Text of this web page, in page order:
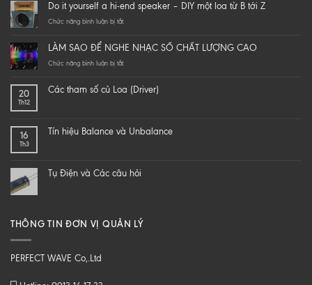
Do it yourself a hi-end speaker – DIY một loa từ B tới Z
Chức năng bình luận bị tắtở
yourself
a
speaker
loa
Z
LÀM SAO ĐỂ NGHE NHẠC SỐ CHẤT LƯỢNG CAO
Chức năng bình luận bị tắtở
ĐỂ
CHẤT
20
Th12
Các tham số củ Loa (Driver)
16
Th3
Tín hiệu Balance và Unbalance
Tụ Điện và Các câu hỏi
THÔNG TIN ĐƠN VỊ QUẢN LÝ
PERFECT WAVE Co,.Ltd